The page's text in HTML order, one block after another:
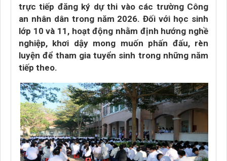
trực tiếp đăng ký dự thi vào các trường Công
an nhân dân trong năm 2026. Đối với học sinh
lớp 10 và 11, hoạt động nhằm định hướng nghề
nghiệp, khơi dậy mong muốn phấn đấu, rèn
luyện để tham gia tuyển sinh trong những năm
tiếp theo.